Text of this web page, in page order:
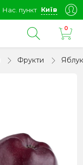
Нас. пункт Київ
0
Фрукти